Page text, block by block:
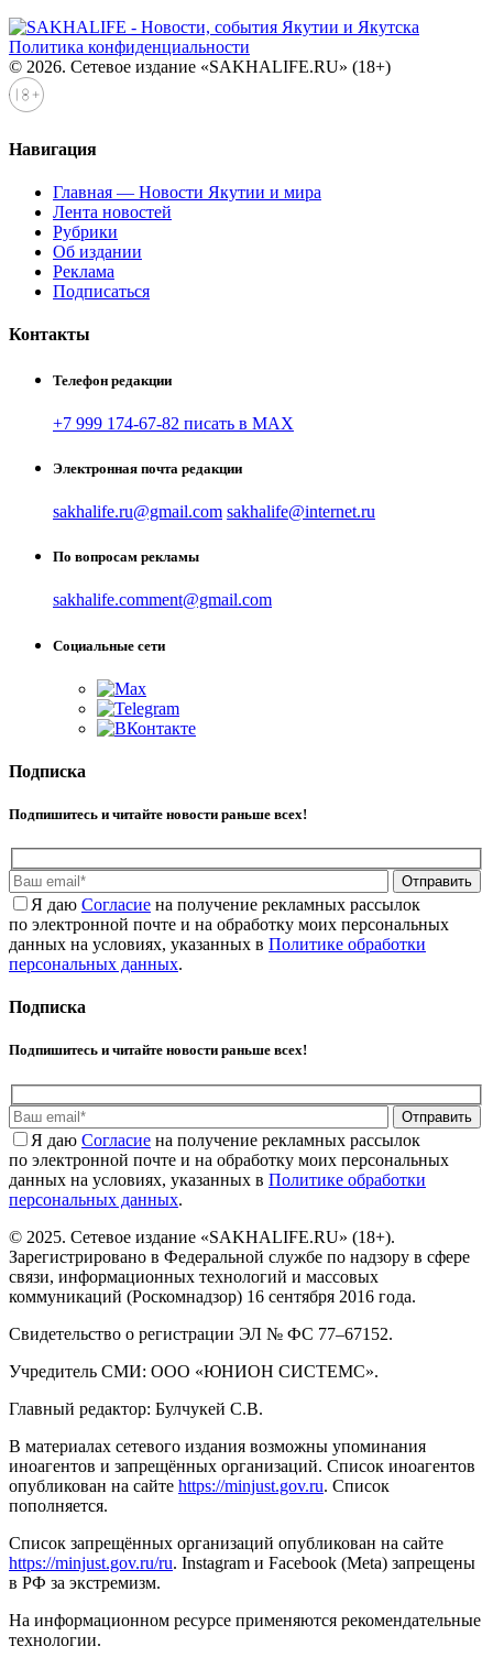
Политика конфиденциальности
© 2026. Сетевое издание «SAKHALIFE.RU» (18+)
Навигация
Главная — Новости Якутии и мира
Лента новостей
Рубрики
Об издании
Реклама
Подписаться
Контакты
Телефон редакции
+7 999 174-67-82 писать в MAX
Электронная почта редакции
sakhalife.ru@gmail.com sakhalife@internet.ru
По вопросам рекламы
sakhalife.comment@gmail.com
Социальные сети
Подписка
Подпишитесь и читайте новости раньше всех!
Отправить
Я даю Cогласие на получение рекламных рассылок
по электронной почте и на обработку моих персональных
данных на условиях, указанных в Политике обработки
персональных данных.
Подписка
Подпишитесь и читайте новости раньше всех!
Отправить
Я даю Cогласие на получение рекламных рассылок
по электронной почте и на обработку моих персональных
данных на условиях, указанных в Политике обработки
персональных данных.
© 2025. Сетевое издание «SAKHALIFE.RU» (18+).
Зарегистрировано в Федеральной службе по надзору в сфере
связи, информационных технологий и массовых
коммуникаций (Роскомнадзор) 16 сентября 2016 года.
Свидетельство о регистрации ЭЛ № ФС 77–67152.
Учредитель СМИ: ООО «ЮНИОН СИСТЕМС».
Главный редактор: Булчукей С.В.
В материалах сетевого издания возможны упоминания
иноагентов и запрещённых организаций. Список иноагентов
опубликован на сайте https://minjust.gov.ru. Список
пополняется.
Список запрещённых организаций опубликован на сайте
https://minjust.gov.ru/ru. Instagram и Facebook (Metа) запрещены
в РФ за экстремизм.
На информационном ресурсе применяются рекомендательные
технологии.